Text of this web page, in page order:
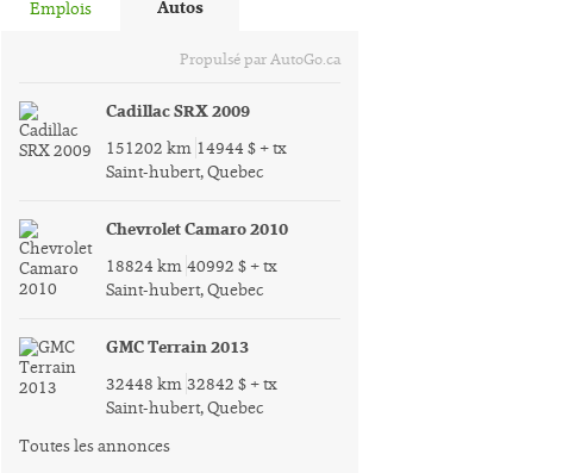
Emplois Autos
Propulsé par AutoGo.ca
Cadillac SRX 2009
151202 km 14944 $ + tx
Saint-hubert, Quebec
Chevrolet Camaro 2010
18824 km 40992 $ + tx
Saint-hubert, Quebec
GMC Terrain 2013
32448 km 32842 $ + tx
Saint-hubert, Quebec
Toutes les annonces